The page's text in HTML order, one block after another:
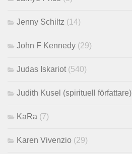
Jenny Schiltz (14)
John F Kennedy (29)
Judas Iskariot (540)
Judith Kusel (spirituell författare)
KaRa (7)
Karen Vivenzio (29)